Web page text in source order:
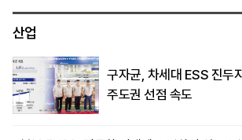
산업
구자균, 차세대 ESS 진두
주도권 선점 속도